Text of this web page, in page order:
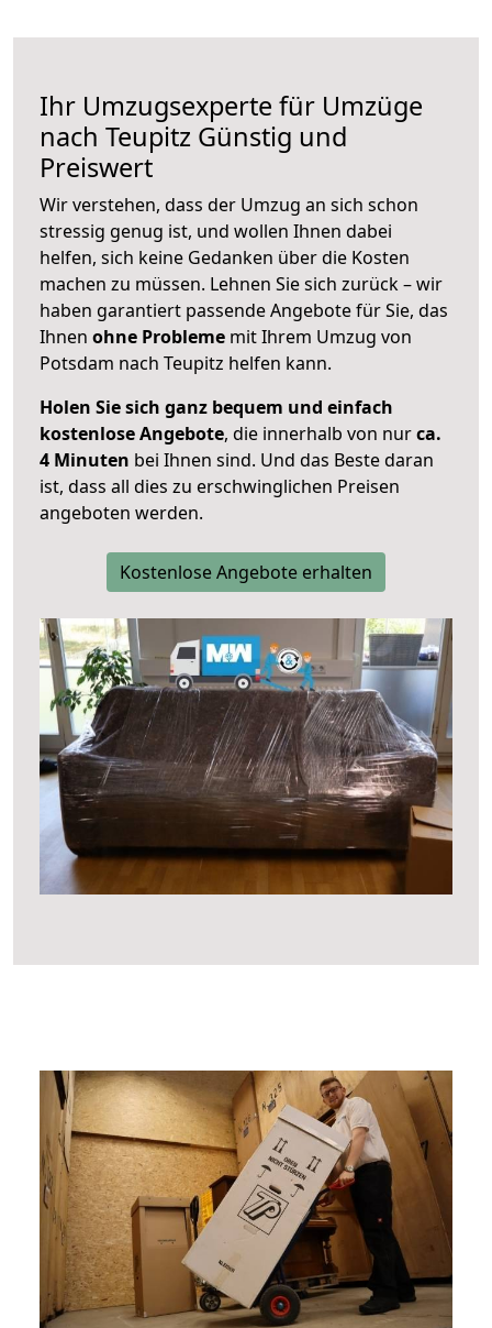
Ihr Umzugsexperte für Umzüge
nach Teupitz Günstig und
Preiswert
Wir verstehen, dass der Umzug an sich schon
stressig genug ist, und wollen Ihnen dabei
helfen, sich keine Gedanken über die Kosten
machen zu müssen. Lehnen Sie sich zurück – wir
haben garantiert passende Angebote für Sie, das
Ihnen ohne Probleme mit Ihrem Umzug von
Potsdam nach Teupitz helfen kann.
Holen Sie sich ganz bequem und einfach
kostenlose Angebote, die innerhalb von nurca.
4 Minuten bei Ihnen sind. Und das Beste daran
ist, dass all dies zu erschwinglichen Preisen
angeboten werden.
Kostenlose Angebote erhalten